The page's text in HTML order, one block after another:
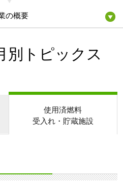
の概要
別トピックス
使用済燃料
受入れ・貯蔵施設